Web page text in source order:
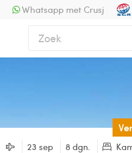
Whatsapp met Crusj
23 sep 8 dgn.